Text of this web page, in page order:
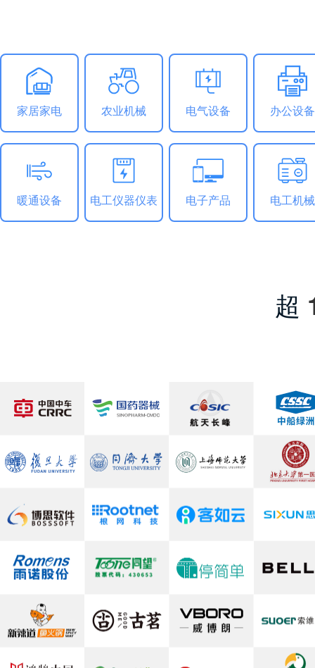
家居家电 农业机械 电气设备 办公设备
暖通设备 电工仪器仪表 电子产品 电工机械
超